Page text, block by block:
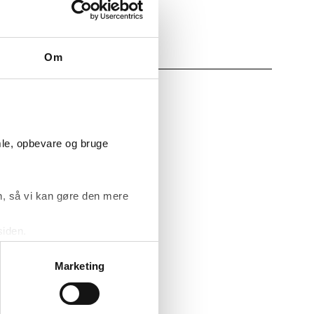
Om
opbevare og bruge
så vi kan gøre den mere
Marketing